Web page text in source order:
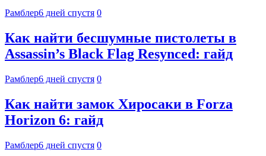
Рамблер6 дней спустя 0
Как найти бесшумные пистолеты в
Assassin’s Black Flag Resynced: гайд
Рамблер6 дней спустя 0
Как найти замок Хиросаки в Forza
Horizon 6: гайд
Рамблер6 дней спустя 0